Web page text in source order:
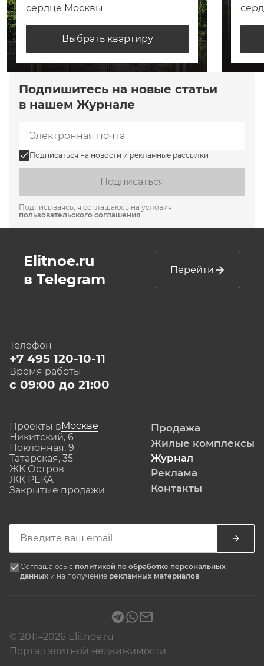
сердце Москвы
Выбрать квартиру
Подпишитесь на новые статьи
в нашем Журнале
Подписаться на новости и рекламные рассылки
Подписаться
Подписываясь, я соглашаюсь на условия
пользовательского соглашения
Elitnoe.ru
в Telegram
Перейти
Телефон
+7 495 120-10-11
Время работы
с 09:00 до 21:00
Проекты вМоскве
Никитский, 6
Поклонная, 9
Татарская, 35
ЖК Остров
ЖК РЕКА
Закрытые продажи
Продажа
Жилые комплексы
Журнал
Реклама
Контакты
Соглашаюсь с политикой по обработке персональных
данных и на получение рекламных материалов
© 2011–2026 Elitnoe.ru
Портал элитной недвижимости